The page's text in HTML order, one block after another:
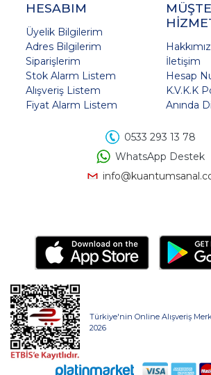
HESABIM
Üyelik Bilgilerim
Adres Bilgilerim
Siparişlerim
Stok Alarm Listem
Alışveriş Listem
Fiyat Alarm Listem
İletişim
Hesap
K.V.K.K
Anında
0533 293 13 78
WhatsApp Destek
Türkiye'nin Online Alışveriş
2026